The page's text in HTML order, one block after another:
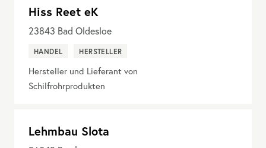
Hiss Reet eK
23843 Bad Oldesloe
HANDEL HERSTELLER
Hersteller und Lieferant von
Schilfrohrprodukten
Lehmbau Slota